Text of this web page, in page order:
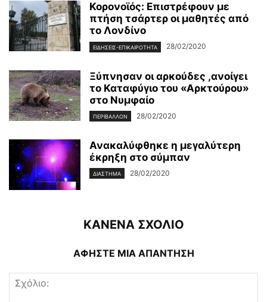
Κορονοϊός: Επιστρέφουν με
πτήση τσάρτερ οι μαθητές από
το Λονδίνο
ΕΙΔΉΣΕΙΣ-ΕΠΙΚΑΙΡΌΤΗΤΑ 28/02/2020
Ξύπνησαν οι αρκούδες ,ανοίγει
το Καταφύγιο του «Αρκτούρου»
στο Νυμφαίο
ΠΕΡΙΒΆΛΛΟΝ 28/02/2020
Ανακαλύφθηκε η μεγαλύτερη
έκρηξη στο σύμπαν
ΔΙΆΣΤΗΜΑ 28/02/2020
ΚΑΝΕΝΑ ΣΧΟΛΙΟ
ΑΦΗΣΤΕ ΜΙΑ ΑΠΑΝΤΗΣΗ